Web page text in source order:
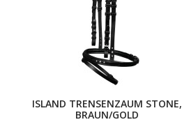
ISLAND TRENSENZAUM STONE,
BRAUN/GOLD